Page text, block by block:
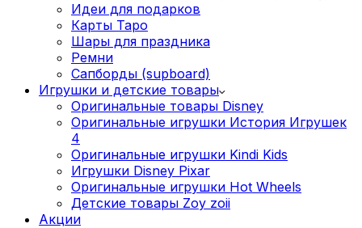
Идеи для подарков
Карты Таро
Шары для праздника
Ремни
Сапборды (supboard)
Игрушки и детские товары
Оригинальные товары Disney
Оригинальные игрушки История Игрушек
4
Оригинальные игрушки Kindi Kids
Игрушки Disney Pixar
Оригинальные игрушки Hot Wheels
Детские товары Zoy zoii
Акции